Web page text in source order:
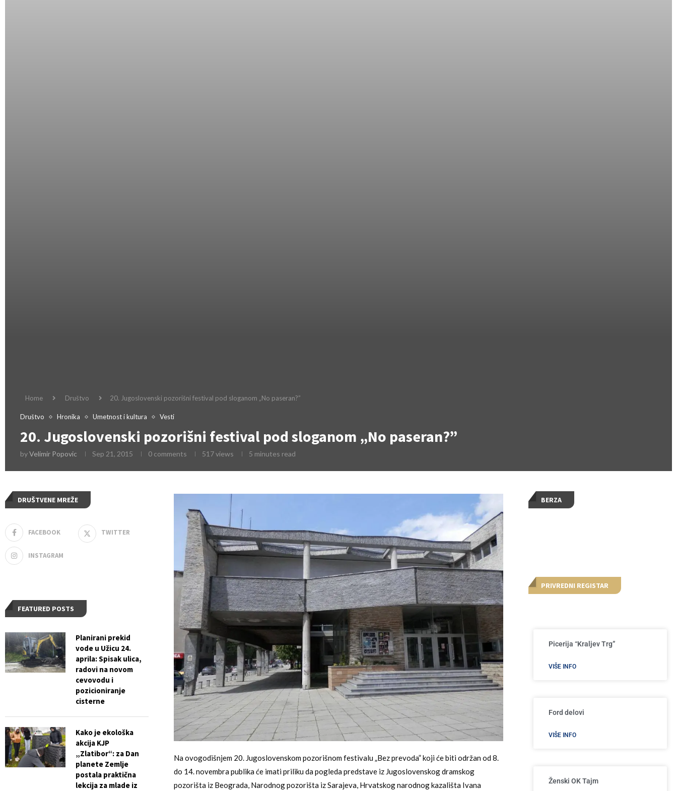
Home Društvo 20. Jugoslovenski pozorišni festival pod sloganom „No paseran?”
Društvo Hronika Umetnost i kultura Vesti
20. Jugoslovenski pozorišni festival pod sloganom „No paseran?”
byVelimir Popovic Sep 21, 2015 0 comments 517views 5 minutes read
Na ovogodišnjem 20. Jugoslovenskom pozorišnom festivalu „Bez prevoda” koji će biti održan od 8.
do 14. novembra publika će imati priliku da pogleda predstave iz Jugoslovenskog dramskog
pozorišta iz Beograda, Narodnog pozorišta iz Sarajeva, Hrvatskog narodnog kazališta Ivana
BERZA
PRIVREDNI REGISTAR
Picerija “Kraljev Trg”
VIŠE INFO
Ford delovi
VIŠE INFO
Ženski OK Tajm
DRUŠTVENE MREŽE
FACEBOOK TWITTER
INSTAGRAM
FEATURED POSTS
Planirani prekid
vode u Užicu 24.
aprila: Spisak ulica,
radovi na novom
cevovodu i
pozicioniranje
cisterne
Kako je ekološka
akcija KJP
„Zlatibor“: za Dan
planete Zemlje
postala praktična
lekcija za mlade iz